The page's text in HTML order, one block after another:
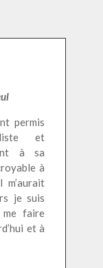
permis
et
à sa
à
je suis
me faire
et à